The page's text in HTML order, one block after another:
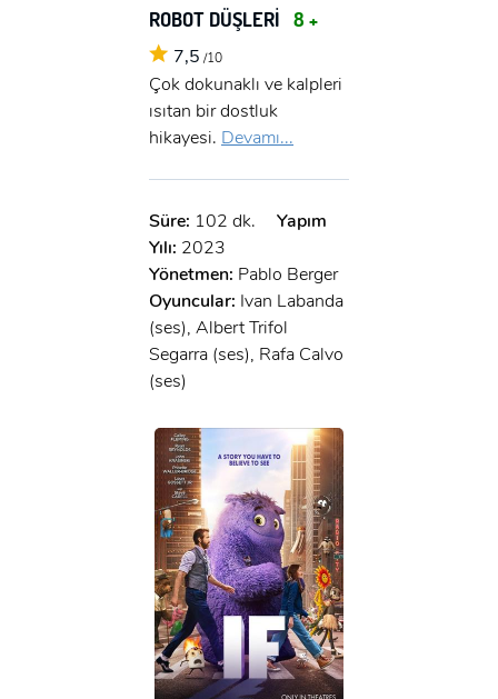
ROBOT DÜŞLERİ 8 +
7,5 /10
Çok dokunaklı ve kalpleri
ısıtan bir dostluk
hikayesi. Devamı...
Süre: 102 dk.
Yapım
Yılı: 2023
Yönetmen: Pablo Berger
Oyuncular: Ivan Labanda
(ses), Albert Trifol
Segarra (ses), Rafa Calvo
(ses)